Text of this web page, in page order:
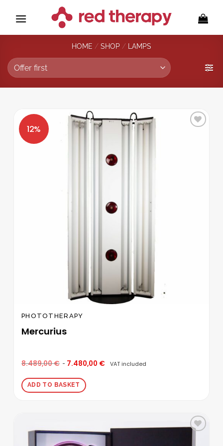
HOME / SHOP / LAMPS
PHOTOTHERAPY
Mercurius
8.489,00€ 7.480,00 € VAT included
ADD TO BASKET